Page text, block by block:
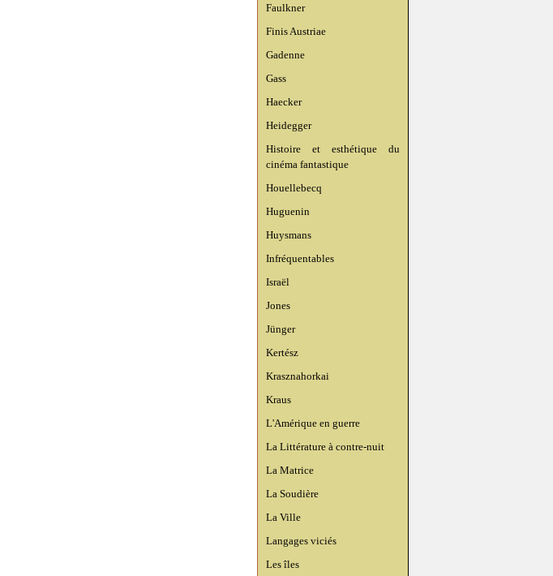
Faulkner
Finis Austriae
Gadenne
Gass
Haecker
Heidegger
Histoire et esthétique du
cinéma fantastique
Houellebecq
Huguenin
Huysmans
Infréquentables
Israël
Jones
Jünger
Kertész
Krasznahorkai
Kraus
L'Amérique en guerre
La Littérature à contre-nuit
La Matrice
La Soudière
La Ville
Langages viciés
Les îles